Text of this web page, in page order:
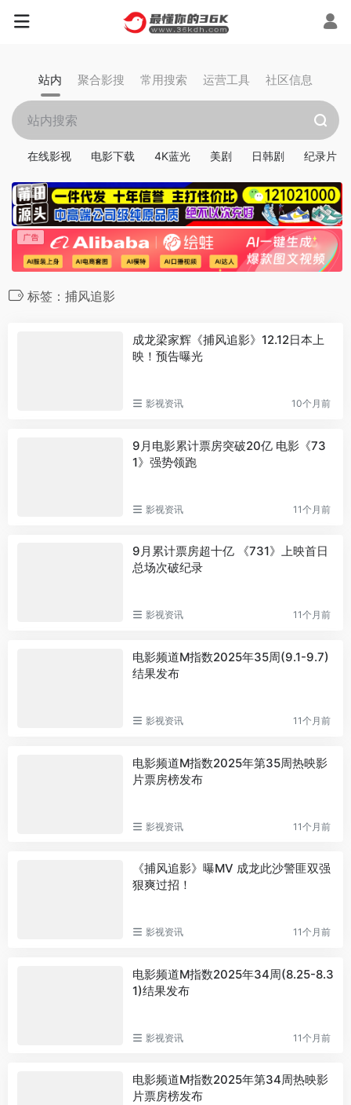
站内 聚合影搜 常用搜索 运营工具 社区信息
在线影视 电影下载 4K蓝光 美剧 日韩剧 纪录片
标签：捕风追影
成龙梁家辉《捕风追影》12.12日本上
映！预告曝光
影视资讯 10个月前
9月电影累计票房突破20亿 电影《73
1》强势领跑
影视资讯 11个月前
9月累计票房超十亿 《731》上映首日
总场次破纪录
影视资讯 11个月前
电影频道M指数2025年35周(9.1-9.7)
结果发布
影视资讯 11个月前
电影频道M指数2025年第35周热映影
片票房榜发布
影视资讯 11个月前
《捕风追影》曝MV 成龙此沙警匪双强
狠爽过招！
影视资讯 11个月前
电影频道M指数2025年34周(8.25-8.3
1)结果发布
影视资讯 11个月前
电影频道M指数2025年第34周热映影
片票房榜发布